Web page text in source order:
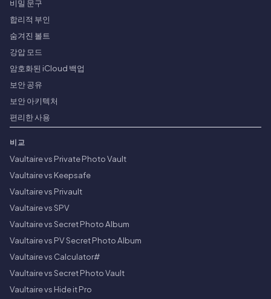
비밀 문구
합리적 부인
숨겨진 볼트
강압 모드
암호화된 iCloud 백업
보안 공유
보안 아키텍처
편리한 사용
비교
Vaultaire vs Private Photo Vault
Vaultaire vs Keepsafe
Vaultaire vs Privault
Vaultaire vs SPV
Vaultaire vs Secret Photo Album
Vaultaire vs PV Secret Photo Album
Vaultaire vs Calculator#
Vaultaire vs Secret Photo Vault
Vaultaire vs Hide it Pro